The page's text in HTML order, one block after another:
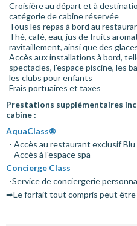
Croisière au départ et à
catégorie de cabine réservée
Tous les repas à bord au
Thé, café, eau, jus de fruits
ravitaillement, ainsi que des
Accès aux installations à bord,
spectacles, l'espace piscine, les
les clubs pour enfants
Frais portuaires et taxes
Prestations supplémentaires
cabine :
AquaClass®
- Accès au restaurant exclusif Blu
- Accès à l'espace spa
Concierge Class
-Service de conciergerie
➡Le forfait tout compris peut être